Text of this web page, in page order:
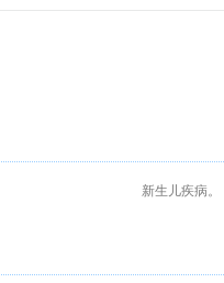
新生儿疾病。